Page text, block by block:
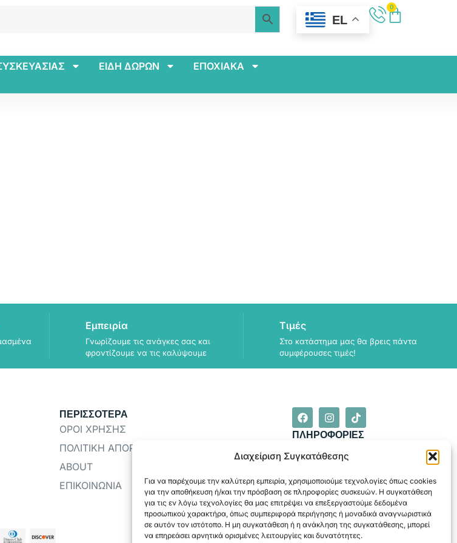
Διαχείριση Συγκατάθεσης
Για να παρέχουμε την καλύτερη εμπειρία, χρησιμοποιούμε τεχνολογίες όπως cookies
για την αποθήκευση ή/και την πρόσβαση σε πληροφορίες συσκευών. Η συγκατάθεση
για τις εν λόγω τεχνολογίες θα μας επιτρέψει να επεξεργαστούμε δεδομένα
προσωπικού χαρακτήρα, όπως συμπεριφορά περιήγησης ή μοναδικά αναγνωριστικά
σε αυτόν τον ιστότοπο. Η μη συγκατάθεση ή η ανάκληση της συγκατάθεσης, μπορεί
να επηρεάσει αρνητικά ορισμένες λειτουργίες και δυνατότητες.
EL
0
ΕΙΔΗ ΔΩΡΩΝ ΕΠΟΧΙΑΚΑ
Εμπειρία
Γνωρίζουμε τις ανάγκες σας και
φροντίζουμε να τις καλύψουμε
Τιμές
Στο κατάστημα μας θα βρεις πάντα
συμφέρουσες τιμές!
ΠΕΡΙΣΣΟΤΕΡΑ
ΟΡΟΙ ΧΡΗΣΗΣ
ΠΟΛΙΤΙΚΗ ΑΠΟΡΡΗΤΟΥ
ABOUT
ΕΠΙΚΟΙΝΩΝΙΑ
ΠΛΗΡΟΦΟΡΙΕΣ
ΑΠΟΣΤΟΛΗ